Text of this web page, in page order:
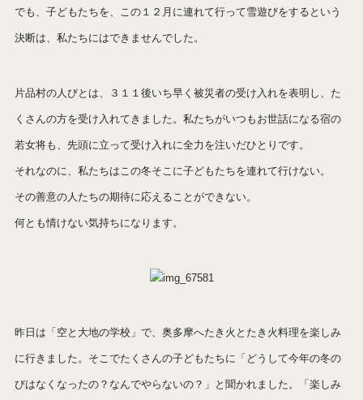
でも、子どもたちを、この１２月に連れて行って雪遊びをするという
決断は、私たちにはできませんでした。
片品村の人びとは、３１１後いち早く被災者の受け入れを表明し、た
くさんの方を受け入れてきました。私たちがいつもお世話になる宿の
若女将も、先頭に立って受け入れに全力を注いだひとりです。
それなのに、私たちはこの冬そこに子どもたちを連れて行けない。
その善意の人たちの期待に応えることができない。
何とも情けない気持ちになります。
昨日は「空と大地の学校」で、奥多摩へたき火とたき火料理を楽しみ
に行きました。そこでたくさんの子どもたちに「どうして今年の冬の
びはなくなったの？なんでやらないの？」と聞かれました。「楽しみ